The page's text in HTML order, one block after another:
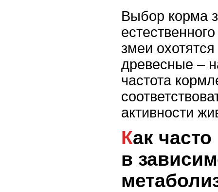
Выбор корма
змеи
древесные –
частота
активности
Как часто кормить змею
в